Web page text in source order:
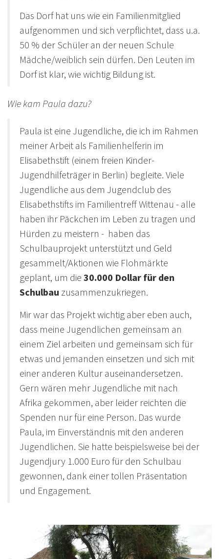
Das Dorf hat uns wie ein Familienmitglied
aufgenommen und sich verpflichtet, dass u.a.
50 % der Schüler an der neuen Schule
Mädche/weiblich sein dürfen. Den Leuten im
Dorf ist klar, wie wichtig Bildung ist.
Wie kam Paula dazu?
Paula ist eine Jugendliche, die ich im Rahmen
meiner Arbeit als Familienhelferin im
Elisabethstift (einem freien Kinder-
Jugendhilfeträger in Berlin) begleite. Viele
Jugendliche aus dem Jugendclub des
Elisabethstifts im Familientreff Wittenau - alle
haben ihr Päckchen im Leben zu tragen und
Hürden zu meistern - haben das
Schulbauprojekt unterstützt und Geld
gesammelt/Aktionen wie Flohmärkte
geplant, um die 30.000 Dollar für den
Schulbau zusammenzukriegen.
Mir war das Projekt wichtig aber eben auch,
dass meine Jugendlichen gemeinsam an
einem Ziel arbeiten und gemeinsam sich für
etwas und jemanden einsetzen und sich mit
einer anderen Kultur auseinandersetzen.
Gern wären mehr Jugendliche mit nach
Afrika gekommen, aber leider reichten die
Spenden nur für eine Person. Das wurde
Paula, im Einverständnis mit den anderen
Jugendlichen. Sie hatte beispielsweise bei der
Jugendjury 1.000 Euro für den Schulbau
gewonnen, dank einer tollen Präsentation
und Engagement.